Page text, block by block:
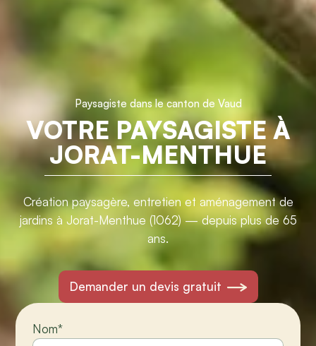
Paysagiste dans le canton de Vaud
VOTRE PAYSAGISTE À
JORAT-MENTHUE
Création paysagère, entretien et aménagement de
jardins à Jorat-Menthue (1062) — depuis plus de 65
ans.
Demander un devis gratuit
Nom*